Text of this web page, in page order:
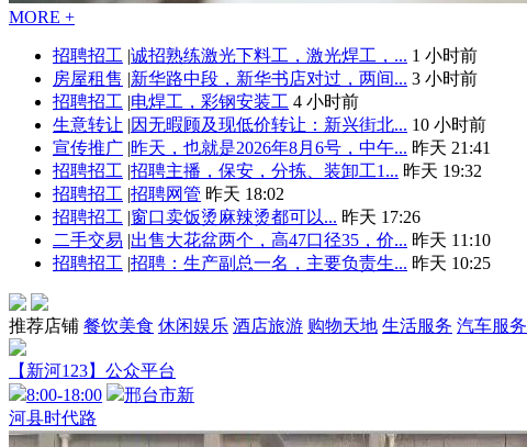
MORE +
招聘招工 |诚招熟练激光下料工，激光焊工，... 1 小时前
房屋租售 |新华路中段，新华书店对过，两间... 3 小时前
招聘招工 |电焊工，彩钢安装工 4 小时前
生意转让 |因无暇顾及现低价转让：新兴街北... 10 小时前
宣传推广 |昨天，也就是2026年8月6号，中午... 昨天 21:41
招聘招工 |招聘主播，保安，分拣、装卸工1... 昨天 19:32
招聘招工 |招聘网管 昨天 18:02
招聘招工 |窗口卖饭烫麻辣烫都可以... 昨天 17:26
二手交易 |出售大花盆两个，高47口径35，价... 昨天 11:10
招聘招工 |招聘：生产副总一名，主要负责生... 昨天 10:25
推荐店铺 餐饮美食 休闲娱乐 酒店旅游 购物天地 生活服务 汽车服务
【新河123】公众平台
8:00-18:00
邢台市新
河县时代路